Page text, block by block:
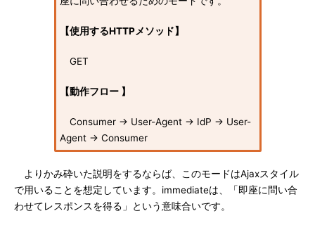
【使用するHTTPメソッド】
GET
【動作フロー 】
Consumer → User-Agent → IdP → User-
Agent → Consumer
よりかみ砕いた説明をするならば、このモードはAjaxスタイル
で用いることを想定しています。immediateは、「即座に問い合
わせてレスポンスを得る」という意味合いです。